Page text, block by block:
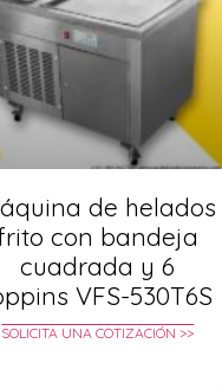
de helados
con bandeja
cuadrada y 6
VFS-530T6S
SOLICITA UNA COTIZACIÓN >>